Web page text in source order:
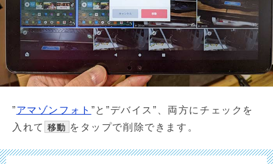
”アマゾンフォト ”と”デバイス”、両方にチェックを
入れて 移動 をタップで削除できます。